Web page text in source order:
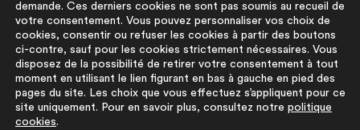
À PROPOS
La démarche
La base du
réemploi
FAQ
PLUS D'INFORMATIONS
Mentions légales
Politique de
protection des
demande. Ces derniers cookies ne sont pas soumis au recueil de
votre consentement. Vous pouvez personnaliser vos choix de
cookies, consentir ou refuser les cookies à partir des boutons
ci-contre, sauf pour les cookies strictement nécessaires. Vous
disposez de la possibilité de retirer votre consentement à tout
moment en utilisant le lien figurant en bas à gauche en pied des
pages du site. Les choix que vous effectuez s’appliquent pour ce
site uniquement. Pour en savoir plus, consultez notre politique
cookies.